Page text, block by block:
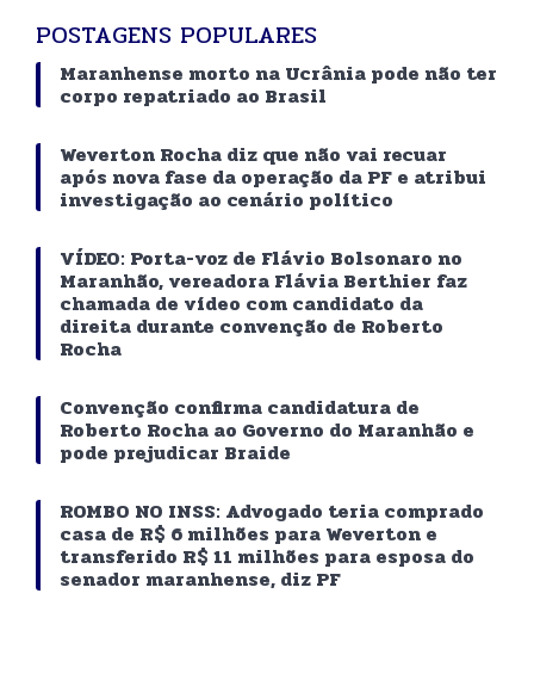
POSTAGENS POPULARES
Maranhense morto na Ucrânia pode não ter
corpo repatriado ao Brasil
Weverton Rocha diz que não vai recuar
após nova fase da operação da PF e atribui
investigação ao cenário político
VÍDEO: Porta-voz de Flávio Bolsonaro no
Maranhão, vereadora Flávia Berthier faz
chamada de vídeo com candidato da
direita durante convenção de Roberto
Rocha
Convenção confirma candidatura de
Roberto Rocha ao Governo do Maranhão e
pode prejudicar Braide
ROMBO NO INSS: Advogado teria comprado
casa de R$ 6 milhões para Weverton e
transferido R$ 11 milhões para esposa do
senador maranhense, diz PF